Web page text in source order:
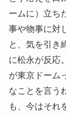
ームに）立ち
事や物事に対
と、気を引き
に松永が反応
が東京ドーム
なことを言う
も、今はそれ